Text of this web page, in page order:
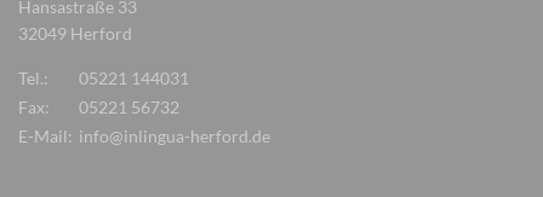
Hansastraße 33
32049 Herford
Tel.:
05221 144031
Fax:
05221 56732
E-Mail: info@inlingua-herford.de